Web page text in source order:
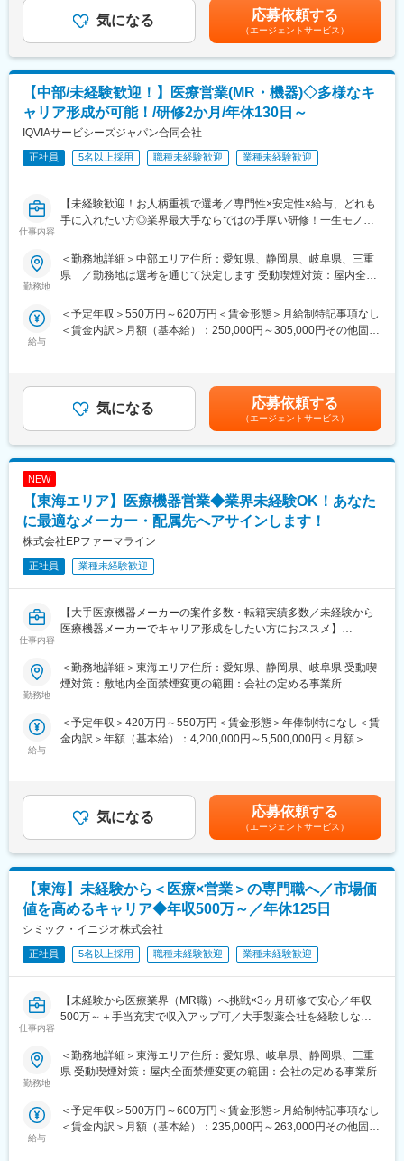
■具体的な業務内容：
IQVIAにご入社後、新人研修を経たのちに、平均して2～3年単位
で実施される医療機器営業のプロジェクトに配属させていただき
ます。
医療機器の営業担当者として、クライアントである医療機器メー
カーの名刺を携えて基幹病院などの医師や看護師など医療従事者
の方々との面談を通して、製品に関わる情報提供や扱い方のレク
チャーなどの営業活動を行っていただきます。
※今回のプロジェクトについての詳細は面接の場でご説明させてい
ただきます。
平均2年前後の医療機器営業プロジェクトが終了したのちは、また
別の医療機器プロジェクトに挑戦することも可能ですし、医薬品
す。
医療営業として専門性を磨き管理職を目指すのはもちろん、他事
者などの管理部門）
営業経験を活かして様々なキャリアプランを実現できるのは、当
■どなたでもキャッチアップが可能な環境です！：
文理問わず一から学べる環境を整えているため、専門知識は入社
後に身に付ける意欲があれば問題ございません。 社員の活躍事例
についての詳細は、是非こちらのURLも併せてご覧ください。
https://healthcarecareerpark.iqvia.com/
手当支給する。【補足】プロジェクト稼働手当(35,000円)、外勤
日当（1日1,500円／外勤3.5時間以上）■変動賞与制（6月・12
月・3月）※平均実績6ヶ月分■インセンティブ：3月（対象者）賃
金はあくまでも目安の金額であり、選考を通じて上下する可能性
があります。月給(月額)は固定手当を含めた表記です。
気になる 応募依頼する
（エージェントサービス）
【中部/未経験歓迎！】医療営業(MR・機器)◇多様なキ
ャリア形成が可能！/研修2か月/年休130日～
IQVIAサービシーズジャパン合同会社
正社員 5名以上採用 職種未経験歓迎 業種未経験歓迎
仕事内容
【未経験歓迎！お人柄重視で選考／専門性×安定性×給与、どれも
手に入れたい方◎業界最大手ならではの手厚い研修！一生モノの
パス豊富】
職です。IQVIAのお客様である国内医薬品メーカーにて、医薬品の
営業活動を行っていただきます。
■入社後の流れ
まずはご入社から2か月間MR導入研修を受講し、MR資格を取得
していただきます。
資格取得と聞くとハードルが高く思われる方もいるかもしれませ
んが、当社の取得率は業界平均より20%ほど高い95%程度を維持
文理問わず一から学べる環境を整えているため、専門知識は入社
後に身に付ける意欲があれば問題ございません。
社員の活躍事例についての詳細は、是非こちらのURLも併せてご
覧ください。
https://healthcarecareerpark.iqvia.com/
すでに取引のある病院の医師や薬剤師に向け、医薬品の効果や副
作用・適切な使用方法などの情報を提供し、薬剤のプロモーショ
活動に専念できる環境です。
個人の予算はありますが、チーム内で助け合う社風が整ってお
す。
給取得もしやすく、年間140日ほど休んでいる方も多くいます。
■将来的なキャリア：
医療営業として専門性を磨き管理職を目指すのはもちろん、他事
業部やグループ会社への異動実績も豊富にございます。（※病院の
経営コンサル、医薬品メーカーのマーケティング支援、人事担当
者などの管理部門）
営業経験を活かして様々なキャリアプランを実現できるのは、当
社ならではの強みです。
勤務地
＜勤務地詳細＞中部エリア住所：愛知県、静岡県、岐阜県、三重
県 ／勤務地は選考を通じて決定します 受動喫煙対策：屋内全面
給与
＜予定年収＞550万円～620万円＜賃金形態＞月給制特記事項なし
＜賃金内訳＞月額（基本給）：250,000円～305,000円その他固定
手当支給する。【補足】プロジェクト稼働手当(35,000円)、外勤
日当（1日1,500円／外勤3.5時間以上）■変動賞与制（6月・12
月・3月）※平均実績6ヶ月分■インセンティブ：3月（対象者）賃
金はあくまでも目安の金額であり、選考を通じて上下する可能性
があります。月給(月額)は固定手当を含めた表記です。
気になる 応募依頼する
（エージェントサービス）
NEW
【東海エリア】医療機器営業◆業界未経験OK！あなた
に最適なメーカー・配属先へアサインします！
株式会社EPファーマライン
正社員 業種未経験歓迎
仕事内容
【大手医療機器メーカーの案件多数・転籍実績多数／未経験から
医療機器メーカーでキャリア形成をしたい方におススメ】
■概要：
入社後は配属前研修を受けたのち、当社クライアントである医療
カテーテル、検査機器、電子カルテ、中には医療系Saas製品など
少しでも医療業界でキャリア形成したい！というお気持ちのある
方はカジュアル面談からの参加でも構いませんので一度ご応募く
ださい！
■優良案件多数◎
他では見かけないような大手メーカーの案件や最先端製品の案件
を保有しています。また、原則的に一時的な補充要員としてでは
なく将来的なメーカーへの転籍（メーカー雇用への切り替え）も
視野に入れた内容でPJを受諾しています。これを可能にしている
環境を整えることができ、顧客からの信頼が厚いためです。
CSOは本部のバックアップ体制が何より重要です。1人のプロジ
ェクトマネージャーが管理する営業は約20名程度であり、相談事
も可能です。また、クライアント・社内評価に基いた明確な評価
制度により、キャリアや年収アップに向けた目標を定めやすい環
勤務地
＜勤務地詳細＞東海エリア住所：愛知県、静岡県、岐阜県 受動喫
煙対策：敷地内全面禁煙変更の範囲：会社の定める事業所
給与
＜予定年収＞420万円～550万円＜賃金形態＞年俸制特になし＜賃
金内訳＞年額（基本給）：4,200,000円～5,500,000円＜月額＞
気になる 応募依頼する
（エージェントサービス）
【東海】未経験から＜医療×営業＞の専門職へ／市場価
値を高めるキャリア◆年収500万～／年休125日
シミック・イニジオ株式会社
正社員 5名以上採用 職種未経験歓迎 業種未経験歓迎
仕事内容
【未経験から医療業界（MR職）へ挑戦×3ヶ月研修で安心／年収
500万～＋手当充実で収入アップ可／大手製薬会社を経験しなが
＜入社月について＞
入社月が決まっているため同期も多く安心してスタート可能
勤務地
＜勤務地詳細＞東海エリア住所：愛知県、岐阜県、静岡県、三重
県 受動喫煙対策：屋内全面禁煙変更の範囲：会社の定める事業所
給与
＜予定年収＞500万円～600万円＜賃金形態＞月給制特記事項なし
＜賃金内訳＞月額（基本給）：235,000円～263,000円その他固定